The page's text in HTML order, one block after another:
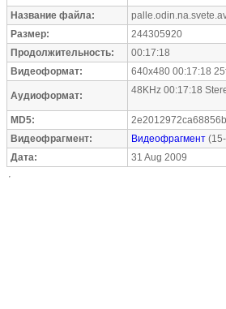
Название файла:
Размер:
244305920
Продолжительность:
00:17:18
Видеоформат:
640x480 00:17:18
Аудиоформат: 48KHz 00:17:18
MD5:
Видеофрагмент:
Видеофрагмент
Дата:
31 Aug 2009